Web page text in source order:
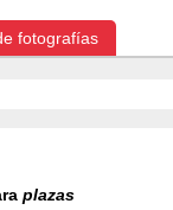
fotografías
plazas